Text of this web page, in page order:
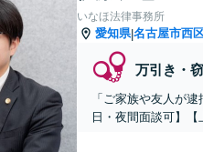
いなほ法律事務所
愛知県|名古屋市西
万引き・
「ご家族や友人が
日・夜間面談可】【